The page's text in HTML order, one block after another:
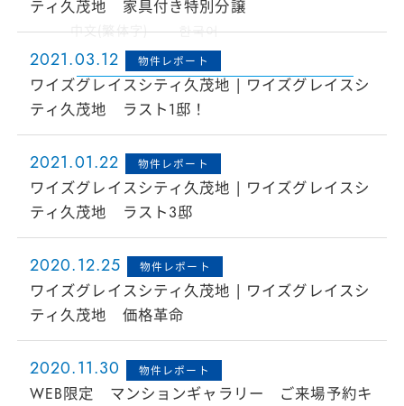
中文(繁体字) 한국어
ティ久茂地 家具付き特別分譲
2021.03.12 物件レポート
ワイズグレイスシティ久茂地 | ワイズグレイスシ
ティ久茂地 ラスト1邸！
2021.01.22 物件レポート
ワイズグレイスシティ久茂地 | ワイズグレイスシ
ティ久茂地 ラスト3邸
2020.12.25 物件レポート
ワイズグレイスシティ久茂地 | ワイズグレイスシ
ティ久茂地 価格革命
2020.11.30 物件レポート
WEB限定 マンションギャラリー ご来場予約キ